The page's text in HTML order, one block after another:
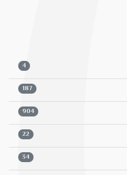
4
187
904
22
34